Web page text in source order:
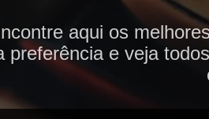
aqui os
preferência e veja